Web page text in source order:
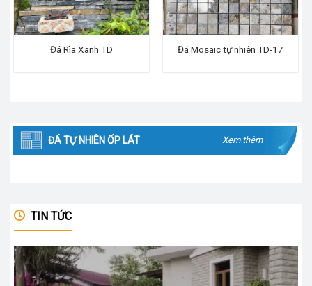
Đá Rìa Xanh TD Đá Mosaic tự nhiên TD-17
ĐÁ TỰ NHIÊN ỐP LÁT Xem thêm
TIN TỨC